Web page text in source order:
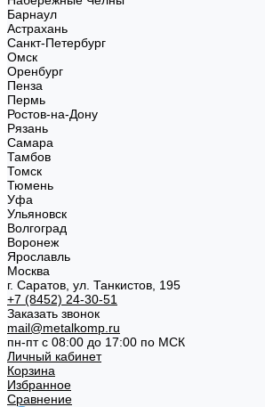
Барнаул
Астрахань
Санкт-Петербург
Омск
Оренбург
Пенза
Пермь
Ростов-на-Дону
Рязань
Самара
Тамбов
Томск
Тюмень
Уфа
Ульяновск
Волгоград
Воронеж
Ярославль
Москва
г. Саратов, ул. Танкистов, 195
+7 (8452) 24-30-51
Заказать звонок
mail@metalkomp.ru
пн-пт с 08:00 до 17:00 по МСК
Личный кабинет
Корзина
Избранное
Сравнение